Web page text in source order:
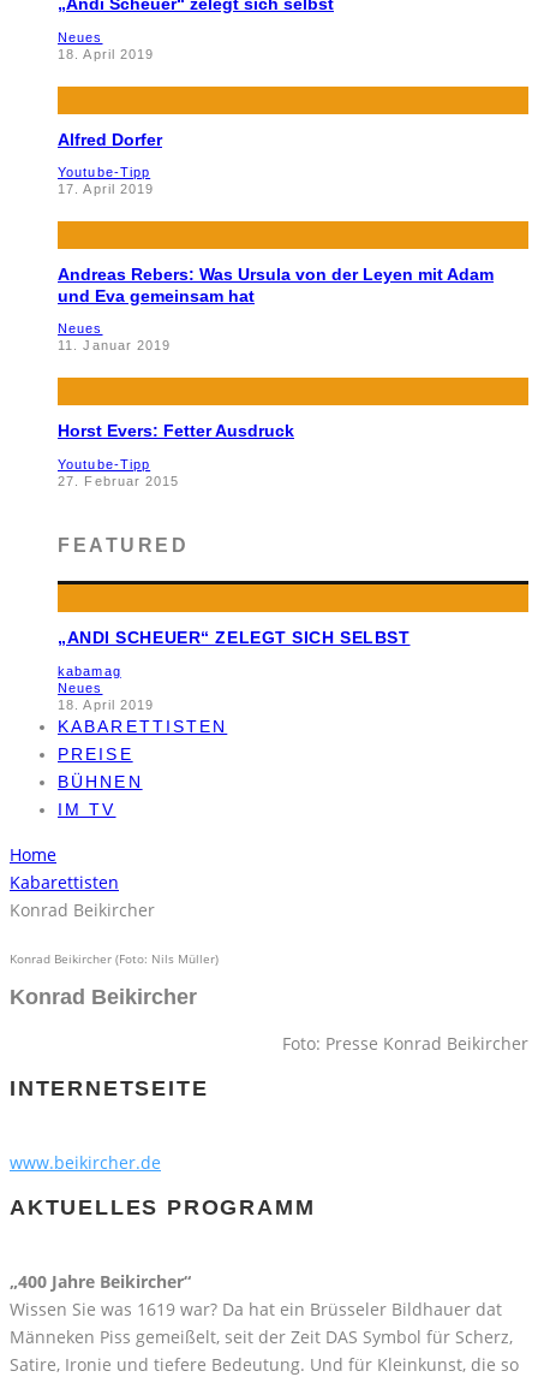
„Andi Scheuer“ zelegt sich selbst
Neues
18. April 2019
Alfred Dorfer
Youtube-Tipp
17. April 2019
Andreas Rebers: Was Ursula von der Leyen mit Adam
und Eva gemeinsam hat
Neues
11. Januar 2019
Horst Evers: Fetter Ausdruck
Youtube-Tipp
27. Februar 2015
FEATURED
„ANDI SCHEUER“ ZELEGT SICH SELBST
kabamag
Neues
18. April 2019
KABARETTISTEN
PREISE
BÜHNEN
IM TV
Home
Kabarettisten
Konrad Beikircher
Konrad Beikircher (Foto: Nils Müller)
Konrad Beikircher
Foto: Presse Konrad Beikircher
INTERNETSEITE
www.beikircher.de
AKTUELLES PROGRAMM
„400 Jahre Beikircher“
Wissen Sie was 1619 war? Da hat ein Brüsseler Bildhauer dat
Männeken Piss gemeißelt, seit der Zeit DAS Symbol für Scherz,
Satire, Ironie und tiefere Bedeutung. Und für Kleinkunst, die so